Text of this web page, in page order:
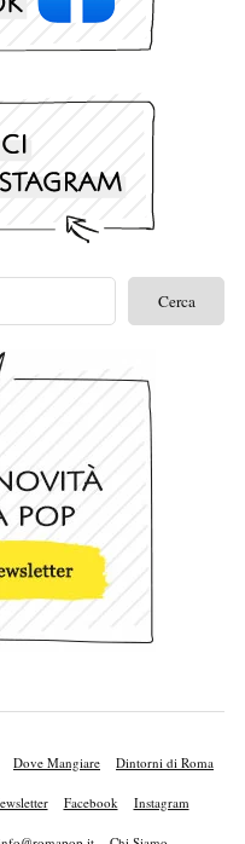
Dove Mangiare Dintorni di Roma
Facebook Instagram